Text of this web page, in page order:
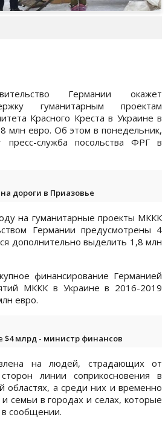
Германии окажет
гуманитарным проектам
Красного Креста в Украине в
млн евро. Об этом в понедельник,
служба посольства ФРГ в
дороги в Приазовье
на гуманитарные проекты МККК
Германии предусмотрены 4
дополнительно выделить 1,8 млн
финансирование Германией
МККК в Украине в 2016-2019
евро.
млрд - министр финансов
на людей, страдающих от
линии соприкосновения в
областях, а среди них и временно
семьи в городах и селах, которые
в сообщении.